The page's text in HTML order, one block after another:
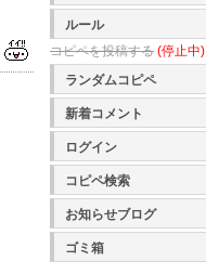
ルール
コピペを投稿する (停止中)
ランダムコピペ
新着コメント
ログイン
コピペ検索
お知らせブログ
ゴミ箱